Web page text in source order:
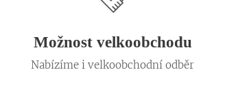
Možnost velkoobchodu
Nabízíme i velkoobchodní odběr